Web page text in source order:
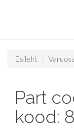
Esileht
Part
kood: